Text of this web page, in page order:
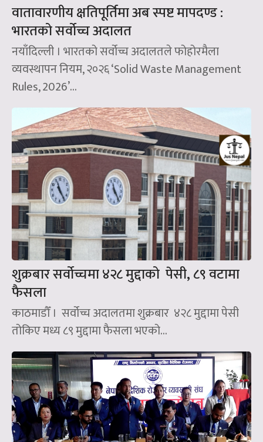
वातावारणीय क्षतिपूर्तिमा अब स्पष्ट मापदण्ड :
भारतको सर्वोच्च अदालत
नयाँदिल्ली । भारतको सर्वोच्च अदालतले फोहोरमैला
व्यवस्थापन नियम, २०२६ ‘Solid Waste Management
Rules, 2026’...
शुक्रबार सर्वोच्चमा ४२८ मुद्दाको पेसी, ८९ वटामा
फैसला
काठमाडौँ । सर्वोच्च अदालतमा शुक्रबार ४२८ मुद्दामा पेसी
तोकिए मध्य ८९ मुद्दामा फैसला भएको...